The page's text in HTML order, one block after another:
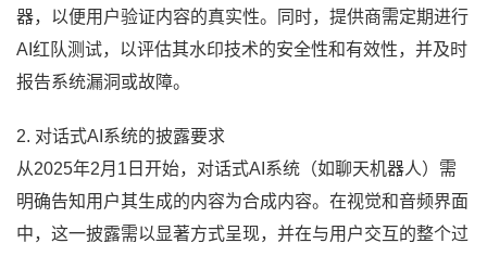
器，以便用户验证内容的真实性。同时，提供商需定期进行
AI红队测试，以评估其水印技术的安全性和有效性，并及时
报告系统漏洞或故障。
2. 对话式AI系统的披露要求
从2025年2月1日开始，对话式AI系统（如聊天机器人）需
明确告知用户其生成的内容为合成内容。在视觉和音频界面
中，这一披露需以显著方式呈现，并在与用户交互的整个过